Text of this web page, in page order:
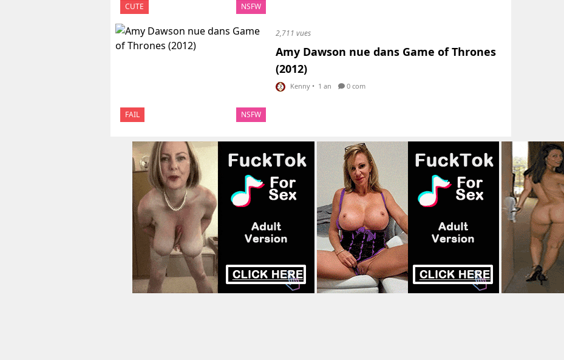
CUTE NSFW
FAIL NSFW
2,711 vues
Amy Dawson nue dans Game of Thrones
(2012)
Kenny • 1 an 0 com